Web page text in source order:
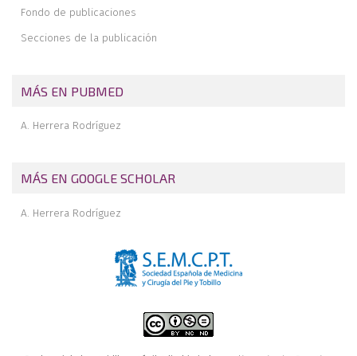
El síndrome S.A.P.H.O.
Tratamiento ortopédico funcional asociado a osteosíntesis de las
Repercusiones de las trasposiciones digitales en la estática del
primer radio del pie
Luxación aislada del calcáneo
Fondo de publicaciones
Secciones de la publicación
MÁS EN PUBMED
A. Herrera Rodríguez
MÁS EN GOOGLE SCHOLAR
A. Herrera Rodríguez